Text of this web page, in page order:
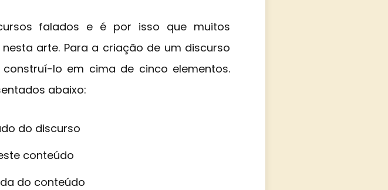
falados e é por isso que muitos
arte. Para a criação de um discurso
lo em cima de cinco elementos.
abaixo:
do discurso
conteúdo
do conteúdo